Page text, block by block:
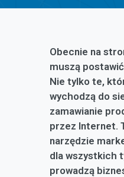
Obecnie na
muszą
Nie tylko te,
wychodzą do
zamawianie
przez Internet.
narzędzie
dla wszystkich
prowadzą